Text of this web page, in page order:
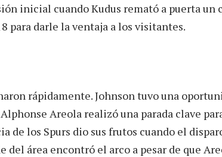
inicial cuando Kudus remató a puerta un
para darle la ventaja a los visitantes.
rápidamente. Johnson tuvo una
Areola realizó una parada clave
de los Spurs dio sus frutos cuando el
del área encontró el arco a pesar de que